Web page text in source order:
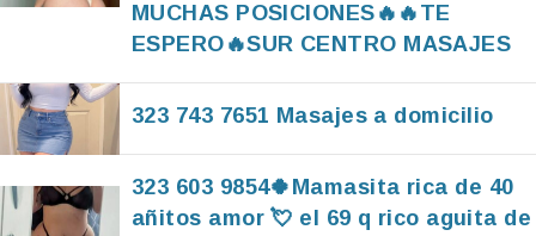
MUCHAS POSICIONES🔥🔥TE
ESPERO🔥SUR CENTRO MASAJES
323 743 7651 Masajes a domicilio
323 603 9854🍀Mamasita rica de 40
añitos amor 💘 el 69 q rico aguita de